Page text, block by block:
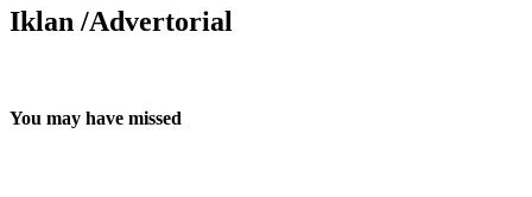
Iklan /Advertorial
You may have missed